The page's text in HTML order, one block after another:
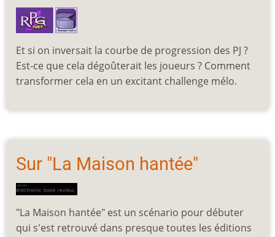
Et si on inversait la courbe de progression des PJ ?
Est-ce que cela dégoûterait les joueurs ? Comment
transformer cela en un excitant challenge mélo.
Sur "La Maison hantée"
"La Maison hantée" est un scénario pour débuter
qui s'est retrouvé dans presque toutes les éditions